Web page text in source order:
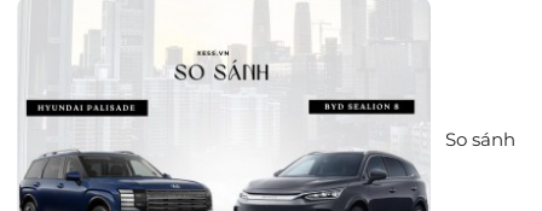
So sánh